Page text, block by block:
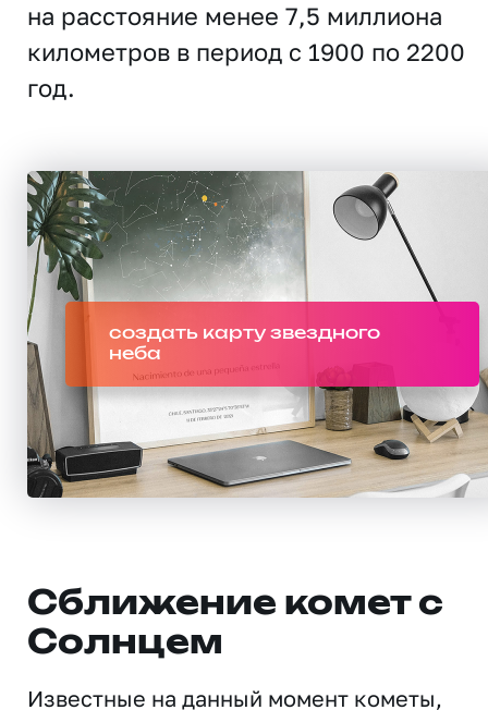
на расстояние менее 7,5 миллиона
километров в период с 1900 по 2200
год.
создать карту звездного
неба
Сближение комет с
Солнцем
Известные на данный момент кометы,